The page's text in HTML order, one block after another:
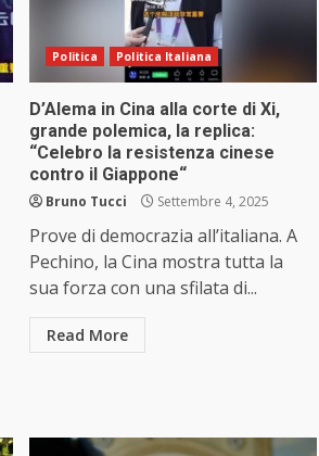
Politica Politica Italiana
D’Alema in Cina alla corte di Xi,
grande polemica, la replica:
“Celebro la resistenza cinese
contro il Giappone“
Bruno Tucci Settembre 4, 2025
Prove di democrazia all’italiana. A
Pechino, la Cina mostra tutta la
sua forza con una sfilata di...
Read More